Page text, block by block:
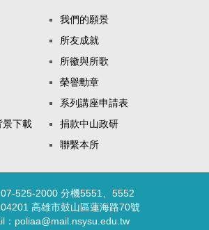
我們的願景
所友成就
所徽與所歌
榮譽勳章
系列講座申請表
景下載
捐款中山政研
聯繫本所
525-2000 分機5551、5552
高雄市鼓山區蓮海路70號
：poliaa@mail.nsysu.edu.tw